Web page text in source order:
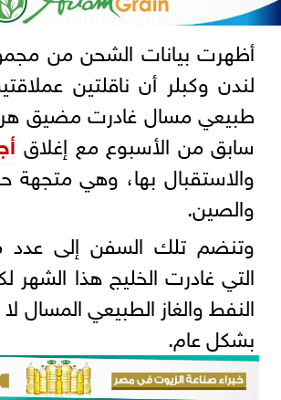
أظهرت بيانات الشحن من
لندن وكبلر أن ناقلتين
طبيعي مسال غادرت مضيق
سابق من الأسبوع مع إغلاق
والاستقبال بها، وهي متجهة
والصين.
وتنضم تلك السفن إلى عدد
التي غادرت الخليج هذا الشهر
النفط والغاز الطبيعي المسال
بشكل عام.